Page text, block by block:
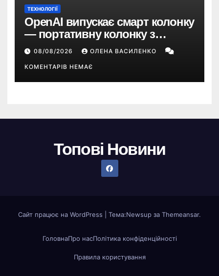
ТЕХНОЛОГІЇ
OpenAI випускає смарт колонку
— портативну колонку з
ChatGPT, камерою та цінником
понад $300
08/08/2026 ОЛЕНА ВАСИЛЕНКО
КОМЕНТАРІВ НЕМАЄ
Топові Новини
Сайт працює на WordPress Тема:Newsup за Themeansar.
ГоловнаПро насПолітика конфіденційності
Правила користування